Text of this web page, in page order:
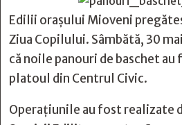
Edilii orașului Mioveni
Ziua Copilului. Sâmbătă, 30
că noile panouri de baschet
platoul din Centrul Civic.
Operațiunile au fost realizate